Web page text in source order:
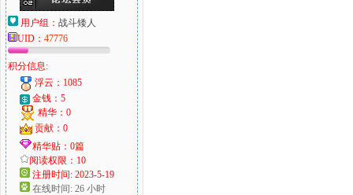
爱
用户组： 战斗矮人
UID： 47776
积分信息:
浮云：1085
金钱：5
精华：0
贡献：0
精华贴：0篇
阅读权限：10
注册时间: 2023-5-19
在线时间: 26 小时